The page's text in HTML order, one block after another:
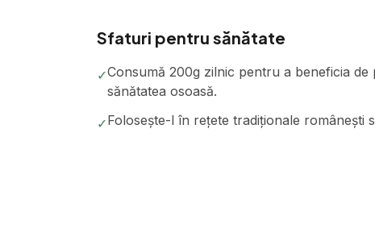
Sfaturi pentru sănătate
✓Consumă 200g zilnic pentru a beneficia
sănătatea osoasă.
✓Folosește-l în rețete tradiționale românești